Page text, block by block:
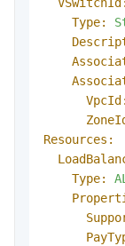
Type:
VpcId:
Resources:
Type: